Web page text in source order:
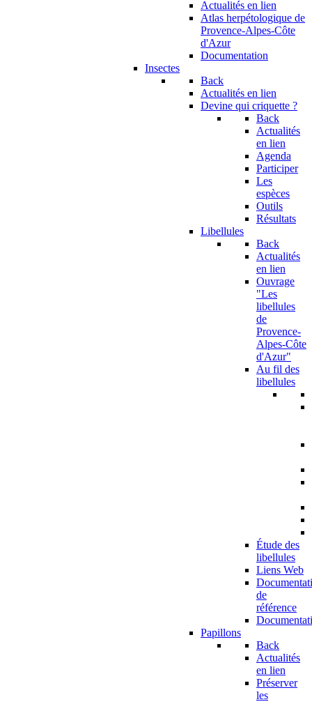
Actualités en lien
Atlas herpétologique de
Provence-Alpes-Côte
d'Azur
Documentation
Insectes
Back
Actualités en lien
Devine qui criquette ?
Back
Actualités
en lien
Agenda
Participer
Les
espèces
Outils
Résultats
Libellules
Back
Actualités
en lien
Ouvrage
"Les
libellules
de
Provence-
Alpes-Côte
d'Azur"
Au fil des
libellules
Étude des
libellules
Liens Web
de
référence
Papillons
Back
Actualités
en lien
Préserver
les